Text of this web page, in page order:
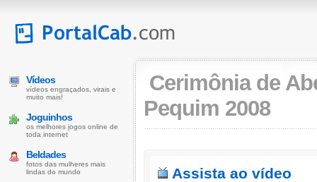
Cerimônia de
Pequim 2008
Assista ao vídeo
Vídeos
vídeos engraçados, virais e
muito mais!
Joguinhos
os melhores jogos online de
toda internet
Beldades
fotos das mulheres mais
lindas do mundo